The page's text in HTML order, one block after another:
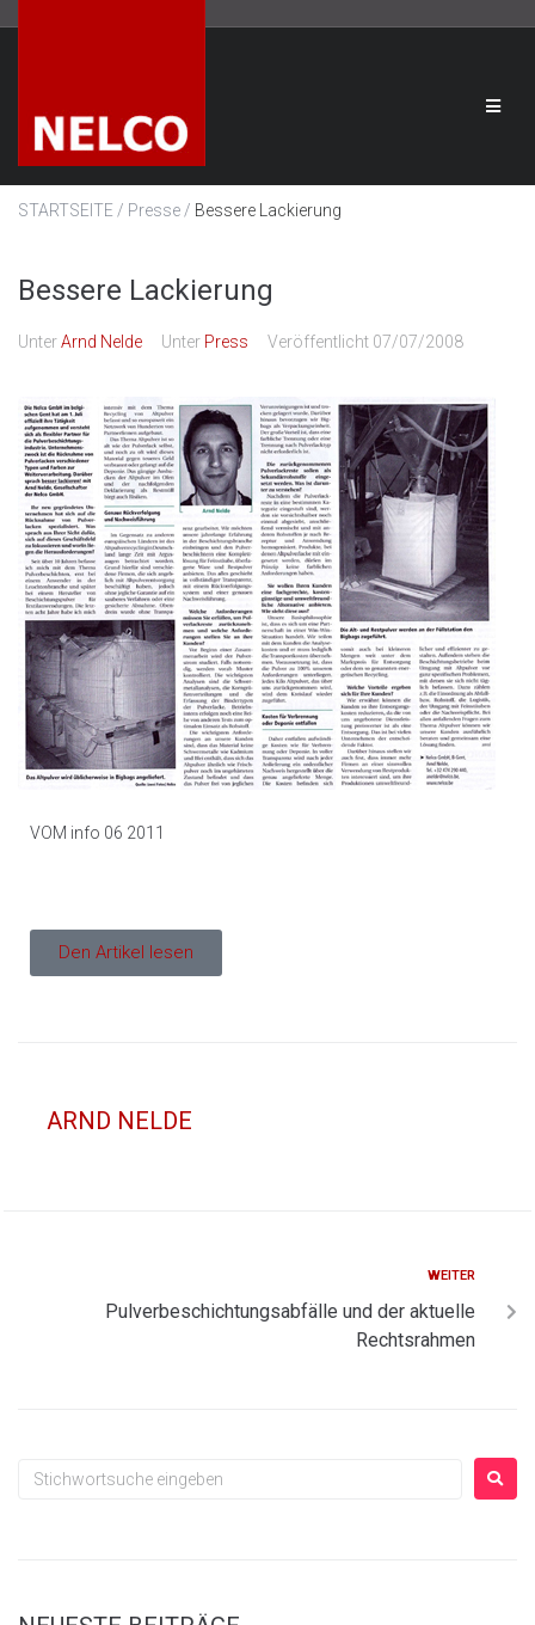
STARTSEITE / Presse / Bessere Lackierung
Bessere Lackierung
UnterArnd Nelde Unter Press Veröffentlicht 07/07/2008
VOM info 06 2011
Den Artikel lesen
ARND NELDE
WEITER
Pulverbeschichtungsabfälle und der aktuelle
Rechtsrahmen